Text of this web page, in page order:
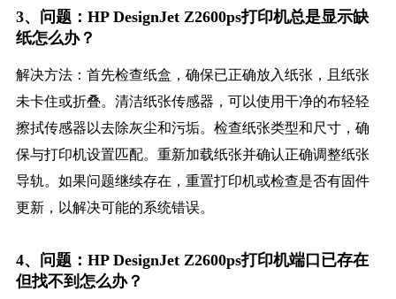
3、问题：HP DesignJet Z2600ps打印机总是显示缺
纸怎么办？
解决方法：首先检查纸盒，确保已正确放入纸张，且纸张
未卡住或折叠。清洁纸张传感器，可以使用干净的布轻轻
擦拭传感器以去除灰尘和污垢。检查纸张类型和尺寸，确
保与打印机设置匹配。重新加载纸张并确认正确调整纸张
导轨。如果问题继续存在，重置打印机或检查是否有固件
更新，以解决可能的系统错误。
4、问题：HP DesignJet Z2600ps打印机端口已存在
但找不到怎么办？